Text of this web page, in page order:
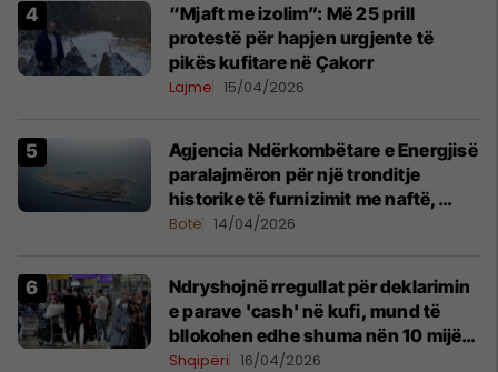
“Mjaft me izolim”: Më 25 prill
protestë për hapjen urgjente të
pikës kufitare në Çakorr
Lajme 15/04/2026
Agjencia Ndërkombëtare e Energjisë
paralajmëron për një tronditje
historike të furnizimit me naftë,
ndërsa lufta me Iranin mbyt tregjet
Botë 14/04/2026
Ndryshojnë rregullat për deklarimin
e parave 'cash' në kufi, mund të
bllokohen edhe shuma nën 10 mijë
euro
Shqipëri 16/04/2026